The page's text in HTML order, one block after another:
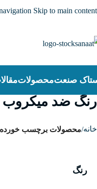
Skip to main content
صنعتمحصولات
رنگ ضد میکروب
خانه/محصولات برچسب خورده
رنگ